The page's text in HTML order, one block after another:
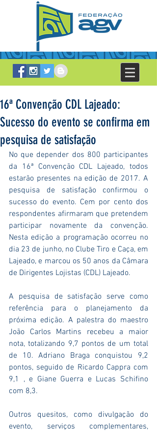
16ª Convenção CDL Lajeado:
Sucesso do evento se confirma em
pesquisa de satisfação
No que depender dos 800 participantes
da 16ª Convenção CDL Lajeado, todos
estarão presentes na edição de 2017. A
pesquisa de satisfação confirmou o
sucesso do evento. Cem por cento dos
respondentes afirmaram que pretendem
participar novamente da convenção.
Nesta edição a programação ocorreu no
dia 23 de junho, no Clube Tiro e Caça, em
Lajeado, e marcou os 50 anos da Câmara
de Dirigentes Lojistas (CDL) Lajeado.
A pesquisa de satisfação serve como
referência para o planejamento da
próxima edição. A palestra do maestro
João Carlos Martins recebeu a maior
nota, totalizando 9,7 pontos de um total
de 10. Adriano Braga conquistou 9,2
pontos, seguido de Ricardo Cappra com
9,1 , e Giane Guerra e Lucas Schifino
com 8,3.
Outros quesitos, como divulgação do
evento, serviços complementares,